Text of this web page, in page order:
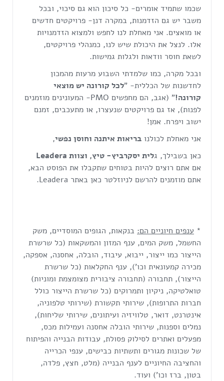
שכמו שתמיד אומרים- כל סיכון הוא גם סיכוי, ובכל
משבר יש גם הזדמנות, במקרה דנן- פרויקטים חדשים
או מואצים. אני מאחלת לנו לחפש ולמצוא הזדמנויות
אלו. לנצל את היכולת שיש לנו, כמנהלי פרויקטים,
לשאת חוסר וודאות ולגלות גמישות.
ובכל מקרה, כמו שלמדתי השבוע מרעות מהמכון
לחדשנות של הכללית- "לכל קורונה יש מוצאי
קורונה!
" (אגב, הם מחפשים PMO- המעונינים מוזמנים
לפנות), אז גם פרויקטים שנעצרו, או מתעכבים, זמנם
ישוב ויפרח. אמן!
אני מאחלת לכולנו בריאות איתנה וחוסן נפשי,
כאן בשבילך, גלית יסקרביץ- טיץ, וצוות Leadera
אם אתם רוצים להיות בטוחים שתקבלו את הפוסט הבא,
אתם מוזמנים להרשם לניוזלטר כאן באתר Leadera.
* ענפים חיוניים הם: בנקאות, הגופים המוסדיים, משק
החשמל, משק המים, ענף המזון והמשקאות (כל שרשרת
הייצור כמו ייצור, ייבוא, עיבוד, הובלה, אחסנה, אספקה,
מכירה קמעונאית וכו'), ענף החקלאות (כל שרשרת
הייצור), תחבורה (תחבורה ציבורית מצומצמת ומוניות)
טואלטיקה, ניקיון ותמרוקים (כל שרשרת הייצור כולל
חברות התרופות), שירותי תקשורת (שירותי טלפוניה,
אינטרנט, דואר, טלוויזיה ועיתונים, שירותי שליחות),
נמלים וספנות, שירותי הובלה אחסנה ועמילות מכס,
מפעלים ואתרים לסילוק פסולת, עבודות הבנייה והפיתוח
של שכונות מגורים ותשתיות כבישים, ענפי הכרייה
והחציבה החיוניים לענף הבנייה (מלט, חצץ, פלדה,
בטון, ברז וכו') ועוד.